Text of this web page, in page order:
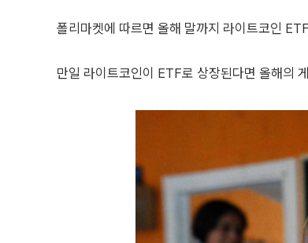
폴리마켓에 따르면 올해 말까지 라이트코인
만일 라이트코인이 ETF로 상장된다면 올해의